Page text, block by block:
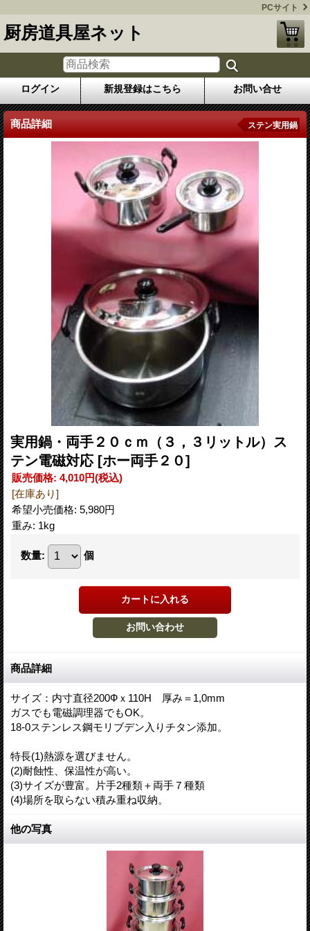
PCサイト
厨房道具屋ネット
ログイン 新規登録はこちら お問い合せ
商品詳細 ステン実用鍋
実用鍋・両手２０ｃｍ（３，３リットル）ス
テン電磁対応 [ホー両手２０]
販売価格: 4,010円(税込)
[在庫あり]
希望小売価格: 5,980円
重み: 1kg
数量: 個
商品詳細
サイズ：内寸直径200Фｘ110H 厚み＝1,0mm
ガスでも電磁調理器でもOK。
18-0ステンレス鋼モリブデン入りチタン添加。
特長(1)熱源を選びません。
(2)耐蝕性、保温性が高い。
(3)サイズが豊富。片手2種類＋両手７種類
(4)場所を取らない積み重ね収納。
他の写真